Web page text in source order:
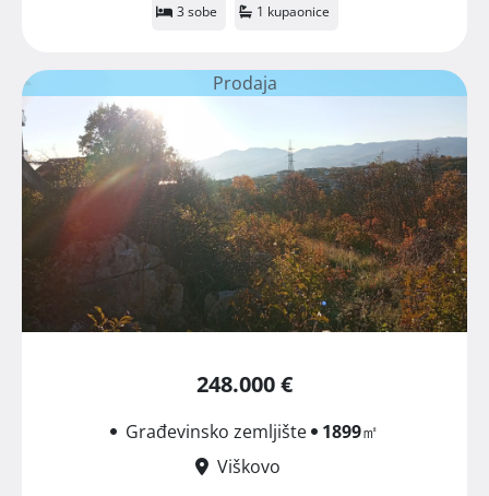
3 sobe 1 kupaonice
Prodaja
248.000 €
Građevinsko zemljište 1899㎡
Viškovo